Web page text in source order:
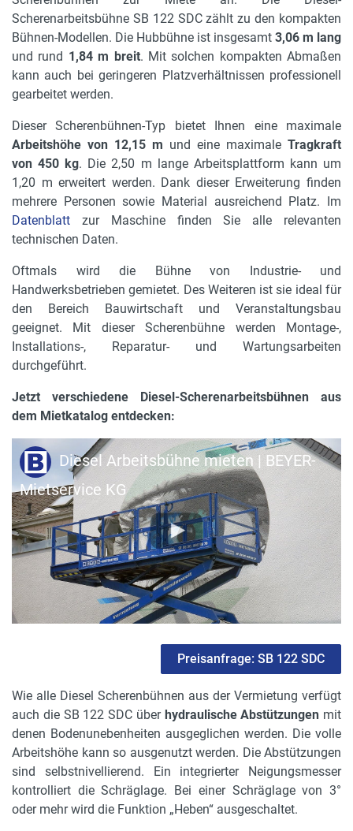
Scherenarbeitsbühne SB 122 SDC zählt zu den kompakten
Bühnen-Modellen. Die Hubbühne ist insgesamt 3,06 m lang
und rund 1,84 m breit. Mit solchen kompakten Abmaßen
kann auch bei geringeren Platzverhältnissen professionell
gearbeitet werden.
Dieser Scherenbühnen-Typ bietet Ihnen eine maximale
Arbeitshöhe von 12,15 m und eine maximale Tragkraft
von 450 kg. Die 2,50 m lange Arbeitsplattform kann um
1,20 m erweitert werden. Dank dieser Erweiterung finden
mehrere Personen sowie Material ausreichend Platz. Im
Datenblatt zur Maschine finden Sie alle relevanten
technischen Daten.
Oftmals wird die Bühne von Industrie- und
Handwerksbetrieben gemietet. Des Weiteren ist sie ideal für
den Bereich Bauwirtschaft und Veranstaltungsbau
geeignet. Mit dieser Scherenbühne werden Montage-,
Installations-, Reparatur- und Wartungsarbeiten
durchgeführt.
Jetzt verschiedene Diesel-Scherenarbeitsbühnen aus
dem Mietkatalog entdecken:
Diesel Arbeitsbühne mieten | BEYER-
Mietservice KG
Preisanfrage: SB 122 SDC
Wie alle Diesel Scherenbühnen aus der Vermietung verfügt
auch die SB 122 SDC über hydraulische Abstützungen mit
denen Bodenunebenheiten ausgeglichen werden. Die volle
Arbeitshöhe kann so ausgenutzt werden. Die Abstützungen
sind selbstnivellierend. Ein integrierter Neigungsmesser
kontrolliert die Schräglage. Bei einer Schräglage von 3°
oder mehr wird die Funktion „Heben“ ausgeschaltet.